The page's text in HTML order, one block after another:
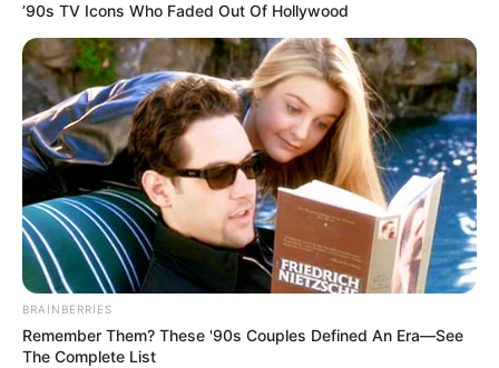
19:59 / 05 Avqust 2026 ŞOU-BİZNES
"Paltarımı nə hədiyyə edirəm, nə də
satıram" — Aygün Kazımova ilə müsahibə
69 0 0
’90s TV Icons Who Faded Out Of Hollywood
BRAINBERRIES
Remember Them? These '90s Couples Defined An Era—See
The Complete List